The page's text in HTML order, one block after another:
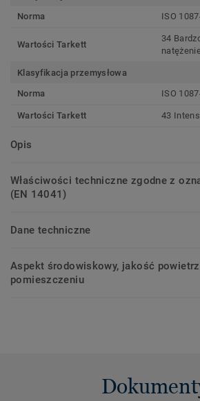
Norma
ISO
Wartości Tarkett
34
Klasyfikacja przemysłowa
Norma
ISO
Wartości Tarkett 43
Opis
Właściwości techniczne zgodne z
(EN 14041)
Dane techniczne
Aspekt środowiskowy, jakość
pomieszczeniu